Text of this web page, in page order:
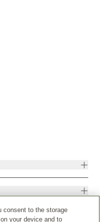
consent to the storage
your device and to